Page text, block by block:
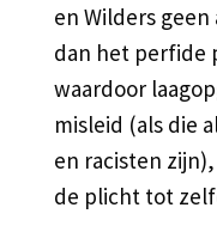
en Wilders
dan het perfide
waardoor
misleid (als die
en racisten
de plicht tot